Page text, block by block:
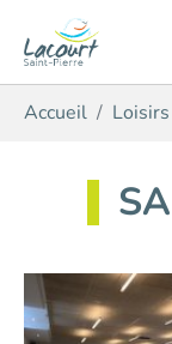
Accueil